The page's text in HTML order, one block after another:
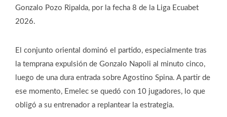
Gonzalo Pozo Ripalda, por la fecha 8 de la Liga Ecuabet
2026.
El conjunto oriental dominó el partido, especialmente tras
la temprana expulsión de Gonzalo Napoli al minuto cinco,
luego de una dura entrada sobre Agostino Spina. A partir de
ese momento, Emelec se quedó con 10 jugadores, lo que
obligó a su entrenador a replantear la estrategia.